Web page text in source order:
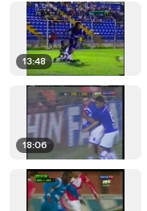
13:48
18:06